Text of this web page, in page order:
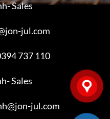
Sales
jul.com
737 110
Sales
jul.com